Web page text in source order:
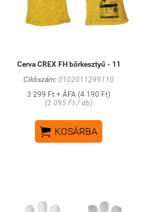
Cerva CREX FH bőrkesztyű - 11
Cikkszám: 0102011299110
3 299 Ft + ÁFA (4 190 Ft)
(2 095 Ft / db)
 KOSÁRBA